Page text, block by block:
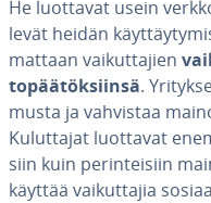
He luottavat usein
le­vät heidän
mat­taan vai­kut­ta­jien
to­pää­tök­siin­sä.
mus­ta ja vahvistaa
Ku­lut­ta­jat luottavat
siin kuin pe­rin­tei­siin
käyttää vai­kut­ta­jia